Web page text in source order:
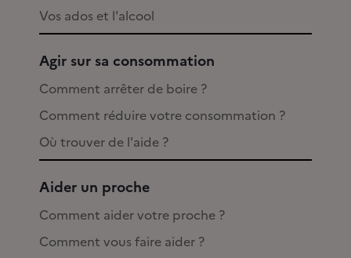
Vos ados et l'alcool
Agir sur sa consommation
Comment arrêter de boire ?
Comment réduire votre consommation ?
Où trouver de l'aide ?
Aider un proche
Comment aider votre proche ?
Comment vous faire aider ?